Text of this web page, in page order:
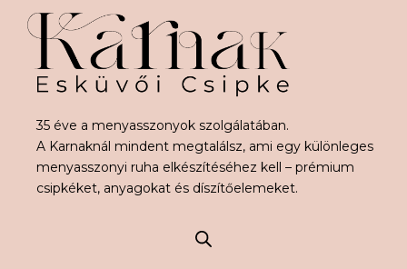
35 éve a menyasszonyok szolgálatában.
A Karnaknál mindent megtalálsz, ami egy különleges
menyasszonyi ruha elkészítéséhez kell – prémium
csipkéket, anyagokat és díszítőelemeket.